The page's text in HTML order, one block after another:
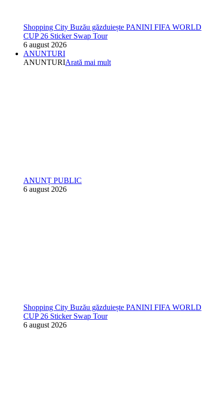
Shopping City Buzău găzduiește PANINI FIFA WORLD
CUP 26 Sticker Swap Tour
6 august 2026
ANUNTURI
ANUNTURIArată mai mult
ANUNȚ PUBLIC
6 august 2026
Shopping City Buzău găzduiește PANINI FIFA WORLD
CUP 26 Sticker Swap Tour
6 august 2026